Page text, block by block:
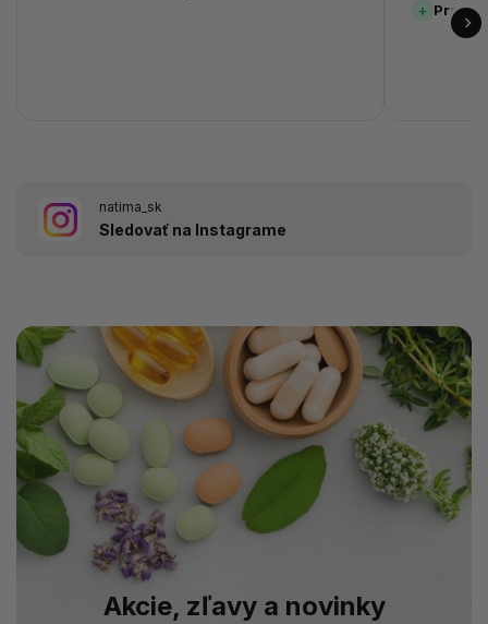
natima_sk
Sledovať na Instagrame
Akcie, zľavy a novinky